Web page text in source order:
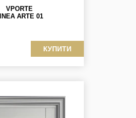
VPORTE
ARTE 01
КУПИТИ